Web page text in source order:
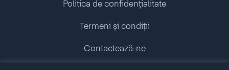
Politica de confidențialitate
Termeni și condiții
Contactează-ne